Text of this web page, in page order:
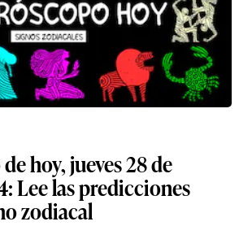
hoy, jueves 28 de
Lee las predicciones
zodiacal